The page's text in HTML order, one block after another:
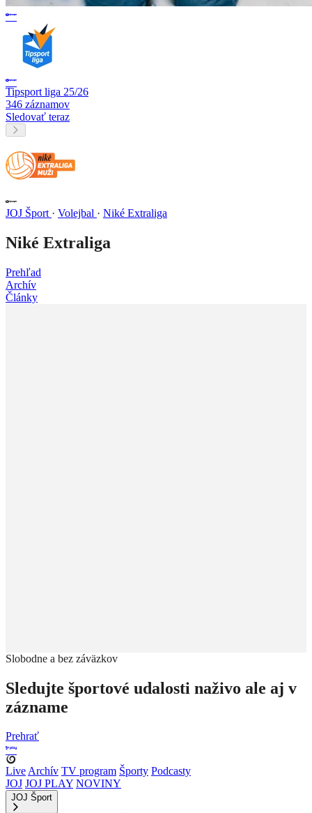
Tipsport liga 25/26
346 záznamov
Sledovať teraz
JOJ Šport · Volejbal · Niké Extraliga
Niké Extraliga
Prehľad
Archív
Články
Slobodne a bez záväzkov
Sledujte športové udalosti naživo ale aj v
zázname
Prehrať
LiveArchív TV program Športy Podcasty
JOJ JOJ PLAY NOVINY
JOJ Šport